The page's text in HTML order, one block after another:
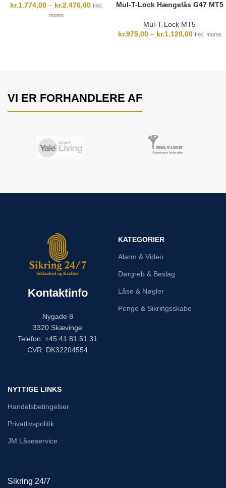
kr.1.774,00 – kr.2.476,00 Inkl.
moms
Mul-T-Lock Hængelås G47 MT5
Mul-T-Lock MT5
kr.975,00– kr.1.120,00 Inkl. moms
VI ER FORHANDLERE AF
Kontaktinfo
Nygade 8
3320 Skævinge
Telefon: +45 41 81 51 31
CVR: DK32204554
KATEGORIER
Alarm & Video
Dørgreb & Beslag
Låse & Nøgler
Penge & Sikringsskabe
NYTTIGE LINKS
Handelsbetingelser
Privatlivspolitik
JM Låseservice
Sikring 24/7